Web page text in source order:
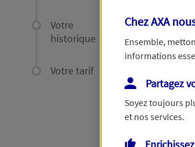
Votre
historique
Votre tarif
Votre
Chez AXA
Ensemble,
informations
Partagez
Soyez toujours
et nos services.